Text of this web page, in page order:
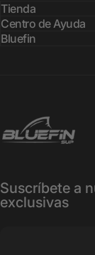
Tienda
Centro de Ayuda
Bluefin
Bluefin SUP
Suscríbete a
exclusivas